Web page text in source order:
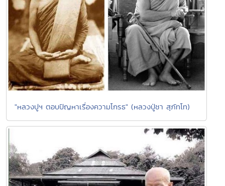
"หลวงปูฯ ตอบปัญหาเรื่องความโกรธ" (หลวงปู่ชา สุภัทโท)